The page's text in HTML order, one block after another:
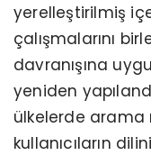
yerelleştirilmiş
çalışmalarını
davranışına
yeniden
ülkelerde arama
kullanıcıların